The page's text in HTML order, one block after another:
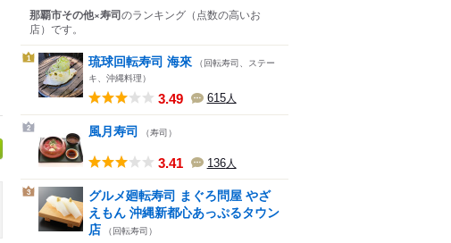
那覇市その他×寿司のランキング （点数の高いお
店） です。
1 琉球回転寿司 海來 （回転寿司、ステー
キ、沖縄料理）
3.49 615人
2 風月寿司 （寿司）
3.41 136人
3
グルメ廻転寿司 まぐろ問屋 やざ
えもん 沖縄新都心あっぷるタウン
店 （回転寿司）